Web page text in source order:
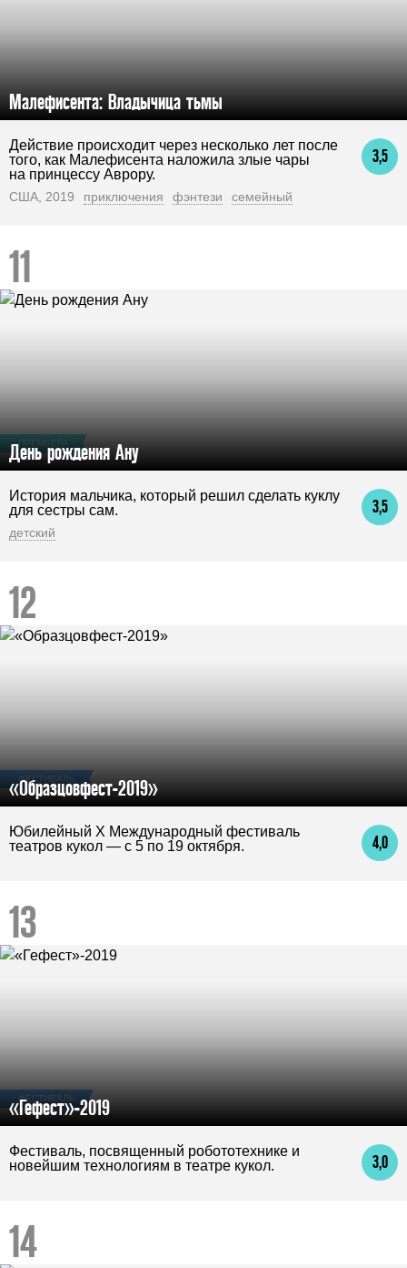
Малефисента: Владычица тьмы
3,5
Действие происходит через несколько лет после
того, как Малефисента наложила злые чары
на принцессу Аврору.
США, 2019 приключения фэнтези семейный
ПРЕМЬЕРА
День рождения Ану
3,5
История мальчика, который решил сделать куклу
для сестры сам.
детский
ФЕСТИВАЛЬ
«Образцовфест-2019»
4,0
Юбилейный Х Международный фестиваль
театров кукол — с 5 по 19 октября.
ФЕСТИВАЛЬ
«Гефест»-2019
3,0
Фестиваль, посвященный робототехнике и
новейшим технологиям в театре кукол.